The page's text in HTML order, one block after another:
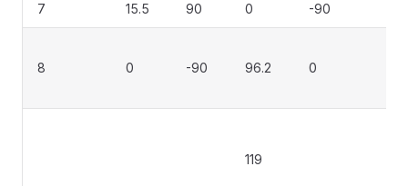
7 15.5 90 0 -90
8 0 -90 96.2 0
119